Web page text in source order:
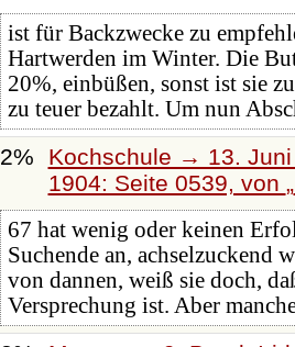
ist für Backzwecke zu
Hartwerden im Winter. Die
20%, einbüßen, sonst ist sie
zu teuer bezahlt. Um nun
2%
Kochschule → 13.
1904: Seite 0539, von
67 hat wenig oder keinen
Suchende an, achselzuckend
von dannen, weiß sie doch,
Versprechung ist. Aber